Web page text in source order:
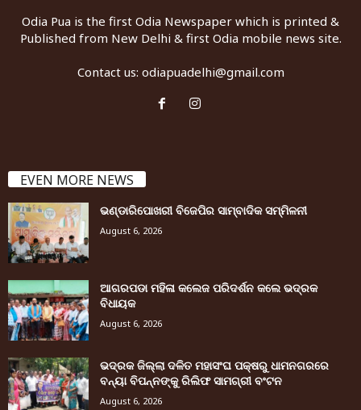
Odia Pua is the first Odia Newspaper which is printed &
Published from New Delhi & first Odia mobile news site.
Contact us: odiapuadelhi@gmail.com
EVEN MORE NEWS
ଭଣ୍ଡାରିପୋଖରୀ ବିଜେପିର ସାମ୍ବାଦିକ ସମ୍ମିଳନୀ
August 6, 2026
ଆଗରପଡା ମହିଳା କଲେଜ ପରିଦର୍ଶନ କଲେ ଭଦ୍ରକ
ବିଧାୟକ
August 6, 2026
ଭଦ୍ରକ ଜିଲ୍ଲା ଦଳିତ ମହାସଂଘ ପକ୍ଷରୁ ଧାମନଗରରେ
ବନ୍ୟା ବିପନ୍ନଙ୍କୁ ରିଲିଫ ସାମଗ୍ରୀ ବଂଟନ
August 6, 2026